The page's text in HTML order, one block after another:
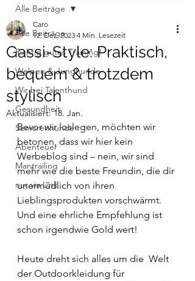
Alle Beiträge
Richtig gutes Training!
Welpen & Junghunde
Wir bei Talenthund
Gesundheit
Seniorenhunde
Abenteuer
Mantrailing
nur via Link
Alle Beiträge
Gassi-Style: Praktisch,
bequem & trotzdem
stylisch
Caro
12. Dez. 2023 4 Min. Lesezeit
Aktualisiert:18. Jan.
Bevor wir loslegen, möchten wir
betonen, dass wir hier kein
Werbeblog sind – nein, wir sind
mehr wie die beste Freundin, die dir
unermüdlich von ihren
Lieblingsprodukten vorschwärmt.
Und eine ehrliche Empfehlung ist
schon irgendwie Gold wert!
Heute dreht sich alles um die  Welt
der Outdoorkleidung für